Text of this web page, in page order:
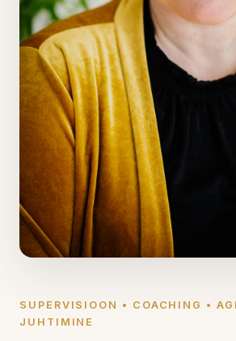
SUPERVISIOON • COACHING •
JUHTIMINE